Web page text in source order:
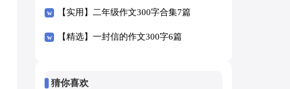
【实用】二年级作文300字合集7篇
【精选】一封信的作文300字6篇
猜你喜欢